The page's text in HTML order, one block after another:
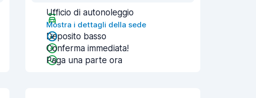
Ufficio di autonoleggio
Mostra i dettagli della sede
Deposito basso
Conferma immediata!
Paga una parte ora